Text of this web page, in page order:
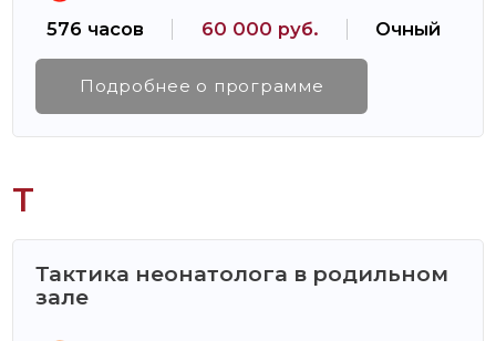
576 часов
60 000 руб. Очный
Подробнее о программе
Т
Тактика неонатолога в родильном
зале